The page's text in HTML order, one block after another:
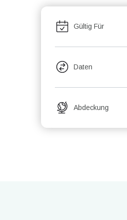
Gültig Für
Daten
Abdeckung